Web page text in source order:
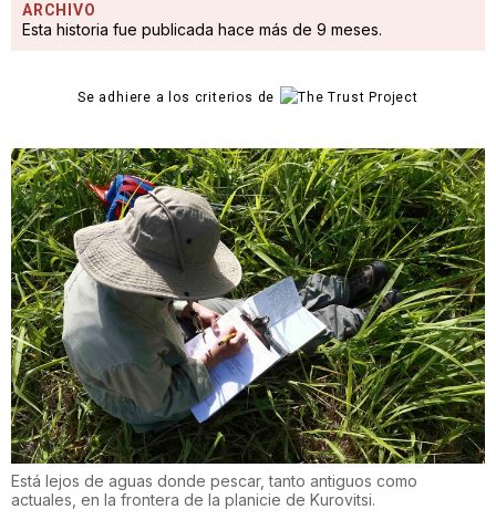
ARCHIVO
Esta historia fue publicada hace más de 9 meses.
Se adhiere a los criterios de
Está lejos de aguas donde pescar, tanto antiguos como
actuales, en la frontera de la planicie de Kurovitsi.